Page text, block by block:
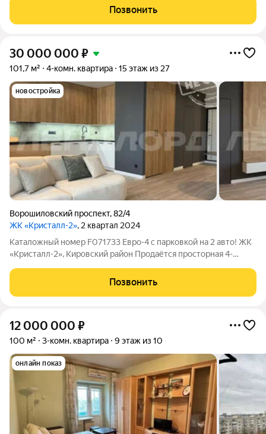
большой холл, балкон и лоджия. Просторная кухня. В доме 2
лифта, консьерж,
Позвонить
30 000 000 ₽
101,7 м² 4-комн. квартира 15 этаж из 27
новостройка
Ворошиловский проспект,82/4
ЖК «Кристалл-2», 2 квартал 2024
Каталожный номер F071733 Евро-4 с парковкой на 2 авто! ЖК
«Кристалл-2», Кировский район Продаётся просторная 4-
Позвонить
12 000 000 ₽
100 м² 3-комн. квартира 9 этаж из 10
онлайн показ